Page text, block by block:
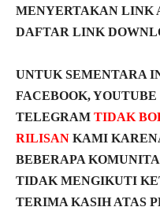
MENYERTAKAN LINK
DAFTAR LINK
UNTUK SEMENTARA
FACEBOOK,
TELEGRAM TIDAK
RILISAN KAMI
BEBERAPA
TIDAK MENGIKUTI
TERIMA KASIH ATAS